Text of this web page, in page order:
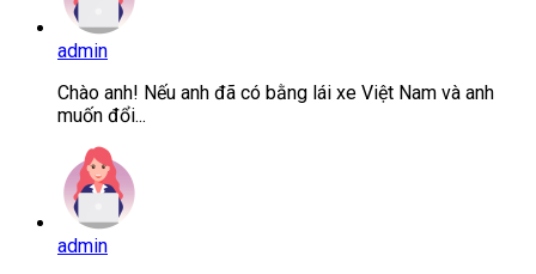
admin
Chào anh! Nếu anh đã có bằng lái xe Việt Nam và anh
muốn đổi...
admin